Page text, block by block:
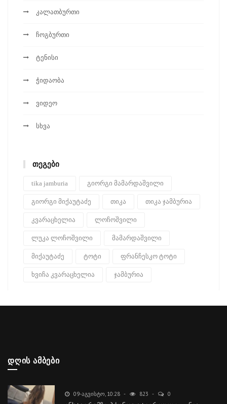
კალათბურთი
ჩოგბურთი
ტენისი
ჭიდაობა
ვიდეო
სხვა
ᲗᲔᲒᲔᲑᲘ
tika jamburia გიორგი მამარდაშვილი
გიორგი მიქაუტაძე თიკა თიკა ჯამბურია
კვარაცხელია ლოჩოშვილი
ლუკა ლოჩოშვილი მამარდაშვილი
მიქაუტაძე ტოტი ფრანჩესკო ტოტი
ხვიჩა კვარაცხელია ჯამბურია
ᲓᲦᲘᲡ ᲐᲛᲑᲔᲑᲘ
09-ᲐᲒᲕᲘᲡᲢᲝ, 10:28 823 0